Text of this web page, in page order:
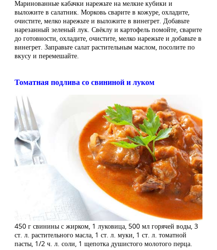
Маринованные кабачки нарежьте на мелкие кубики и
выложите в салатник. Морковь сварите в кожуре, охладите,
очистите, мелко нарежьте и выложите в винегрет. Добавьте
нарезанный зеленый лук. Свёклу и картофель помойте, сварите
до готовности, охладите, очистите, мелко нарежьте и добавьте в
винегрет. Заправьте салат растительным маслом, посолите по
вкусу и перемешайте.
Томатная подлива со свининой и луком
450 г свинины с жирком, 1 луковица, 500 мл горячей воды, 3
ст. л. растительного масла, 1 ст. л. муки, 1 ст. л. томатной
пасты, 1/2 ч. л. соли, 1 щепотка душистого молотого перца.